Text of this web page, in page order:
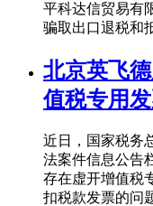
平科达信贸易有
骗取出口退税和
北京英飞
值税专用
近日，国家税务
法案件信息公告
存在虚开增值税
扣税款发票的问